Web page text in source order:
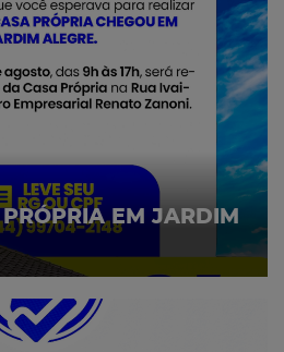
EM JARDIM